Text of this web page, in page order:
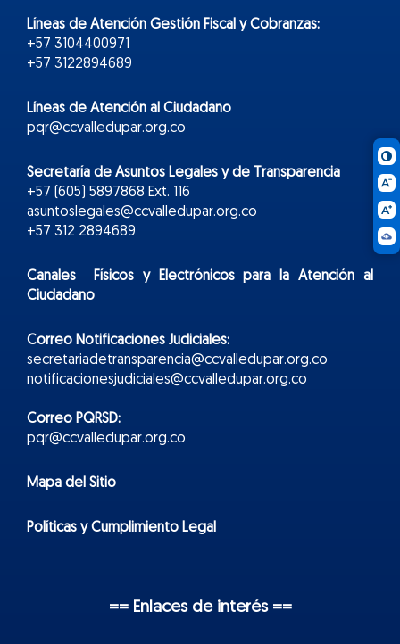
Líneas de Atención Gestión Fiscal y Cobranzas:
+57 3104400971
+57 3122894689
Líneas de Atención al Ciudadano
pqr@ccvalledupar.org.co
Secretaría de Asuntos Legales y de Transparencia
+57 (605) 5897868 Ext. 116
asuntoslegales@ccvalledupar.org.co
+57 312 2894689
Canales Físicos yElectrónicospara la Atención al
Ciudadano
Correo Notificaciones Judiciales:
secretariadetransparencia@ccvalledupar.org.co
notificacionesjudiciales@ccvalledupar.org.co
Correo PQRSD:
pqr@ccvalledupar.org.co
Mapa del Sitio
Políticas y Cumplimiento Legal
== Enlaces de interés ==